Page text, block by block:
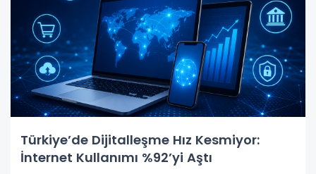
Türkiye’de Dijitalleşme Hız Kesmiyor:
İnternet Kullanımı %92’yi Aştı